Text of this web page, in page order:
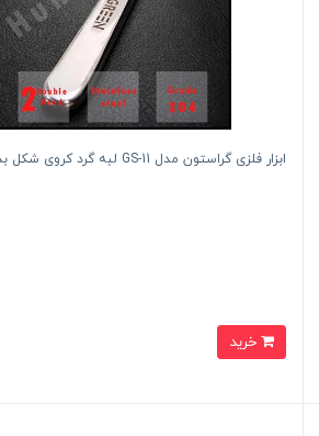
ابزار فلزی گراستون مدل GS-11 لبه گرد کروی شکل بدن | 6ml | گرید 304
خرید